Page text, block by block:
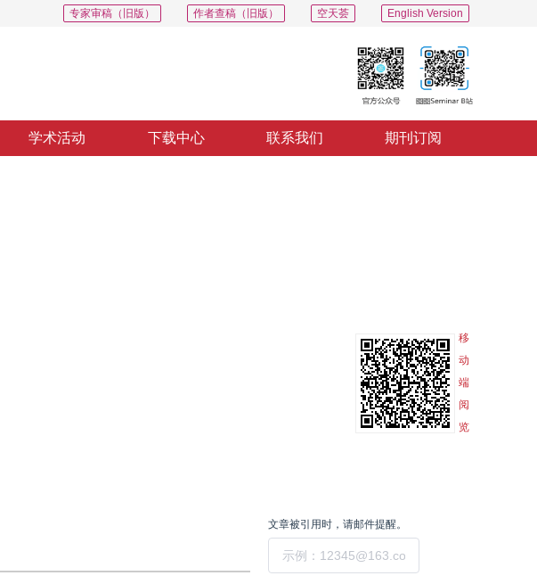
English Version
空天荟
作者查稿（旧版）
专家审稿（旧版）
学术活动 下载中心 联系我们 期刊订阅
移
动
端
阅
览
文章被引用时，请邮件提醒。